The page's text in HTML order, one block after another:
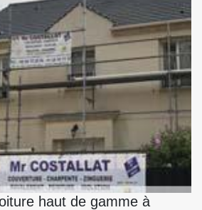
haut de gamme à